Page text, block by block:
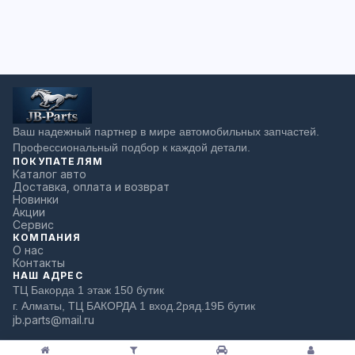
Ваш надежный партнер в мире автомобильных запчастей.
Профессиональный подбор к каждой детали.
ПОКУПАТЕЛЯМ
Каталог авто
Доставка, оплата и возврат
Новинки
Акции
Сервис
КОМПАНИЯ
О нас
Контакты
НАШ АДРЕС
ТЦ Бакорда 1 этаж 150 бутик
г. Алматы, ТЦ БАКОРДА 1 вход.2ряд.19Б бутик
jb.parts@mail.ru